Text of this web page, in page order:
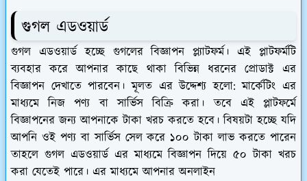
গুগল এডওয়ার্ড
গুগল এডওয়ার্ড হচ্ছে গুগলের বিজ্ঞাপন প্ল্যাটফর্ম। এই প্লাটফর্মটি
ব্যবহার করে আপনার কাছে থাকা বিভিন্ন ধরনের প্রোডাক্ট এর
বিজ্ঞাপন দেখাতে পারবেন। মূলত এর উদ্দেশ্য হলো: মার্কেটিং এর
মাধ্যমে নিজ পণ্য বা সার্ভিস বিক্রি করা। তবে এই প্লাটফর্মে
বিজ্ঞাপনের জন্য আপনাকে টাকা খরচ করতে হবে। বিষয়টা হচ্ছে যদি
আপনি ওই পণ্য বা সার্ভিস সেল করে ১০০ টাকা লাভ করতে পারেন
তাহলে গুগল এডওয়ার্ড এর মাধ্যমে বিজ্ঞাপন দিয়ে ৫০ টাকা খরচ
করা যেতেই পারে। এর মাধ্যমে আপনার অনলাইন